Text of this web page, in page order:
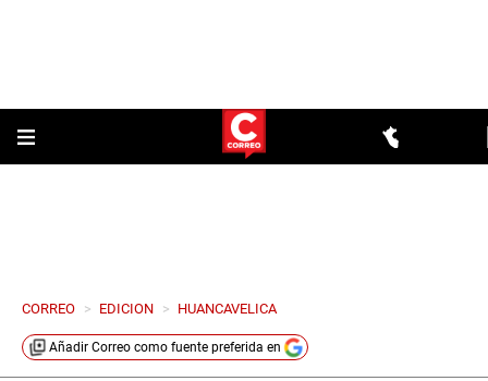
CORREO > EDICION > HUANCAVELICA
Añadir Correo como fuente preferida en